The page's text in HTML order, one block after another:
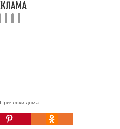
Прически дома